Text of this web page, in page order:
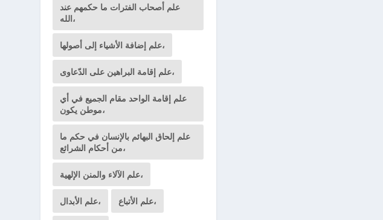
علم أصحاب الفترات ما حكمهم عند
الله،
علم إضافة الأشياء إلى أصولها،
علم إقامة البراهين على الدّعاوى،
علم إقامة الواحد مقام الجميع في أي
موطن يكون،
علم إلحاق البهائم بالإنسان في حكم ما
من أحكام الشرائع،
علم الآلاء والمنن الإلهية،
علم الأبدال، علم الأتباع،